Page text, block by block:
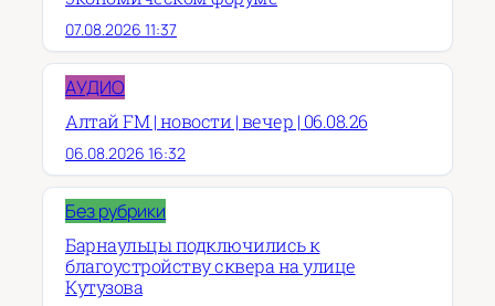
07.08.2026 11:37
АУДИО
Алтай FM | новости | вечер | 06.08.26
06.08.2026 16:32
Без рубрики
Барнаульцы подключились к
благоустройству сквера на улице
Кутузова